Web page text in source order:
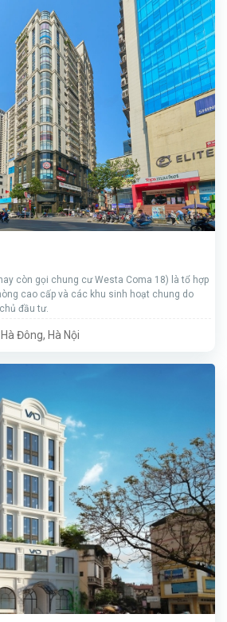
còn gọi chung cư Westa Coma 18) là tổ hợp
cao cấp và các khu sinh hoạt chung do
đầu tư.
Đông, Hà Nội